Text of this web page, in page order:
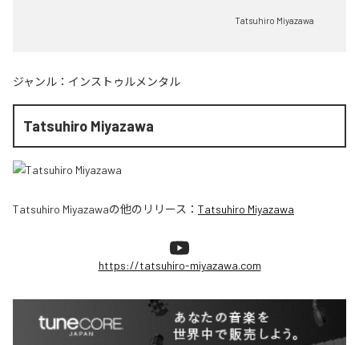
Tatsuhiro Miyazawa
ジャンル： インストゥルメンタル
Tatsuhiro Miyazawa
Tatsuhiro Miyazawaの他のリリース： Tatsuhiro Miyazawa
https://tatsuhiro-miyazawa.com